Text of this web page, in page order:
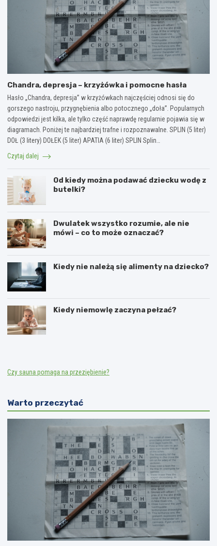
Chandra, depresja – krzyżówka i pomocne hasła
Hasło „Chandra, depresja” w krzyżówkach najczęściej odnosi się do
gorszego nastroju, przygnębienia albo potocznego „doła”. Popularnych
odpowiedzi jest kilka, ale tylko część naprawdę regularnie pojawia się w
diagramach. Poniżej te najbardziej trafne i rozpoznawalne. SPLIN (5 liter)
DOŁ (3 litery) DOŁEK (5 liter) APATIA (6 liter) SPLIN Splin…
Czytaj dalej
Od kiedy można podawać dziecku wodę z
butelki?
Dwulatek wszystko rozumie, ale nie
mówi – co to może oznaczać?
Kiedy nie należą się alimenty na dziecko?
Kiedy niemowlę zaczyna pełzać?
Czy sauna pomaga na przeziębienie?
Warto przeczytać